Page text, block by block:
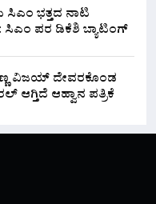
ಸಿಎಂ ಭತ್ತದ ನಾಟಿ
ಸಿಎಂ ಪರ ಡಿಕೆಶಿ ಬ್ಯಾಟಿಂಗ್
ವಿಜಯ್ ದೇವರಕೊಂಡ
ಆಗ್ತಿದೆ ಆಹ್ವಾನ ಪತ್ರಿಕೆ